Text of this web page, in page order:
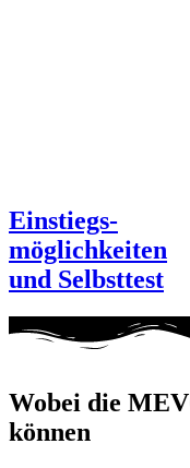
Einstiegs-
möglichkeiten
und Selbsttest
Wobei die
können ​